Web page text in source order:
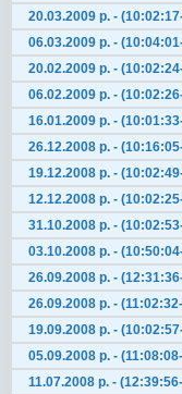
20.03.2009 р. -
06.03.2009 р. -
20.02.2009 р. -
06.02.2009 р. -
16.01.2009 р. -
26.12.2008 р. -
19.12.2008 р. -
12.12.2008 р. -
31.10.2008 р. -
03.10.2008 р. -
26.09.2008 р. -
26.09.2008 р. -
19.09.2008 р. -
05.09.2008 р. -
11.07.2008 р. -